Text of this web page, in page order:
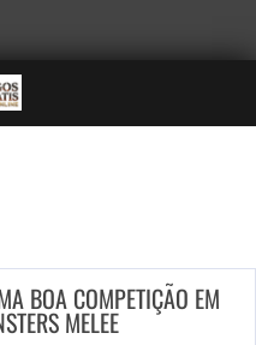
BOA COMPETIÇÃO EM
MELEE